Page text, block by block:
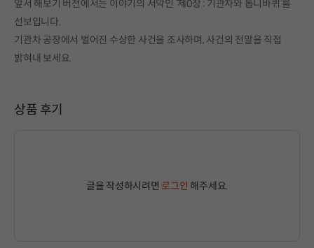
앞서 해보기 버전에서는 이야기의 서막인 ‘제0장 : 기관차와 톱니바퀴’를
선보입니다.
기관차 공장에서 벌어진 수상한 사건을 조사하며, 사건의 전말을 직접
밝혀내 보세요.
상품 후기
글을 작성하시려면 로그인 해주세요.